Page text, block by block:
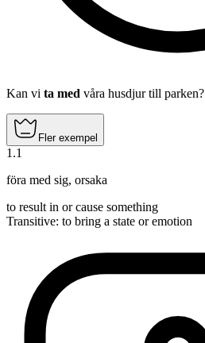
Kan vi ta med våra husdjur till parken?
Fler exempel
1 .1
föra med sig, orsaka
to result in or cause something
Transitive: to bring a state or emotion